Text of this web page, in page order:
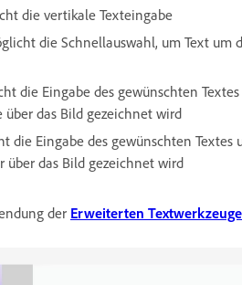
die vertikale Texteingabe
die Schnellauswahl, um Text um
die Eingabe des gewünschten
das Bild gezeichnet wird
die Eingabe des gewünschten
über das Bild gezeichnet wird
der Erweiterten Textwerkzeuge